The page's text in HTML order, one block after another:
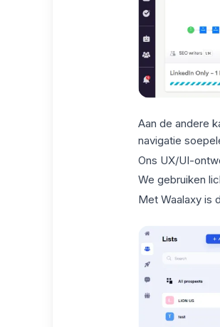
Aan de andere
navigatie
Ons UX/UI-
We gebruiken
Met Waalaxy is